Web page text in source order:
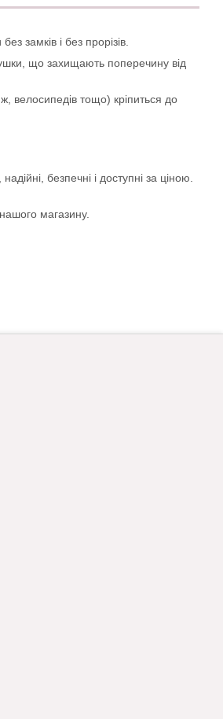
замків і без прорізів.
що захищають поперечину від
велосипедів тощо) кріпиться до
безпечні і доступні за ціною.
магазину.